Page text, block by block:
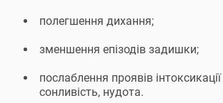
полегшення дихання;
зменшення епізодів задишки;
послаблення проявів
сонливість, нудота.